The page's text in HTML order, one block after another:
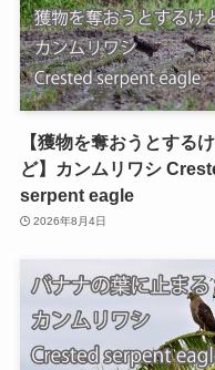
【獲物を奪おうとするけ
ど】カンムリワシ
serpent eagle
2026年8月4日